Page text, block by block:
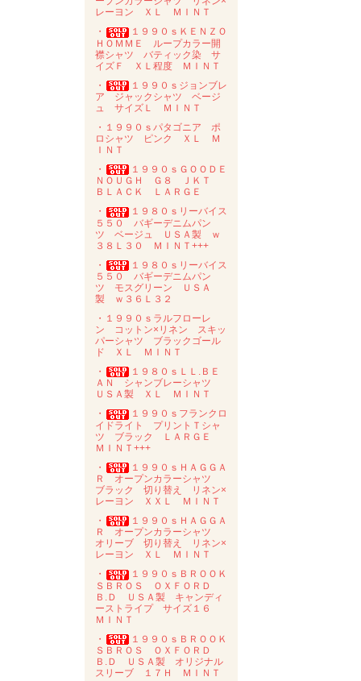
レーヨン ＸＬ ＭＩＮＴ
・
１９９０ｓＫＥＮＺＯ
ＨＯＭＭＥ ループカラー開
襟シャツ バティック染 サ
イズＦ ＸＬ程度 ＭＩＮＴ
・
１９９０ｓジョンブレ
ア ジャックシャツ ベージ
ュ サイズＬ ＭＩＮＴ
・１９９０ｓパタゴニア ポ
ロシャツ ピンク ＸＬ Ｍ
ＩＮＴ
・
１９９０ｓＧＯＯＤＥ
ＮＯＵＧＨ Ｇ８ ＪＫＴ
ＢＬＡＣＫ ＬＡＲＧＥ
・
１９８０ｓリーバイス
５５０ バギーデニムパン
ツ ベージュ ＵＳＡ製 ｗ
３８Ｌ３０ ＭＩＮＴ+++
・
１９８０ｓリーバイス
５５０ バギーデニムパン
ツ モスグリーン ＵＳＡ
製 ｗ３６Ｌ３２
・１９９０ｓラルフローレ
ン コットン×リネン スキッ
パーシャツ ブラックゴール
ド ＸＬ ＭＩＮＴ
・
１９８０ｓＬＬ.ＢＥ
ＡＮ シャンブレーシャツ
ＵＳＡ製 ＸＬ ＭＩＮＴ
・
１９９０ｓフランクロ
イドライト プリントＴシャ
ツ ブラック ＬＡＲＧＥ
ＭＩＮＴ+++
・
１９９０ｓＨＡＧＧＡ
Ｒ オープンカラーシャツ
ブラック 切り替え リネン×
レーヨン ＸＸＬ ＭＩＮＴ
・
１９９０ｓＨＡＧＧＡ
Ｒ オープンカラーシャツ
オリーブ 切り替え リネン×
レーヨン ＸＬ ＭＩＮＴ
・
１９９０ｓＢＲＯＯＫ
ＳＢＲＯＳ ＯＸＦＯＲＤ
Ｂ.Ｄ ＵＳＡ製 キャンディ
ーストライプ サイズ１６
ＭＩＮＴ
・
１９９０ｓＢＲＯＯＫ
ＳＢＲＯＳ ＯＸＦＯＲＤ
Ｂ.Ｄ ＵＳＡ製 オリジナル
スリーブ １７Ｈ ＭＩＮＴ